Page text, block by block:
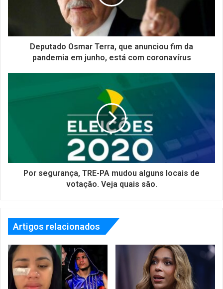
Deputado Osmar Terra, que anunciou fim da
pandemia em junho, está com coronavírus
Por segurança, TRE-PA mudou alguns locais de
votação. Veja quais são.
Artigos relacionados